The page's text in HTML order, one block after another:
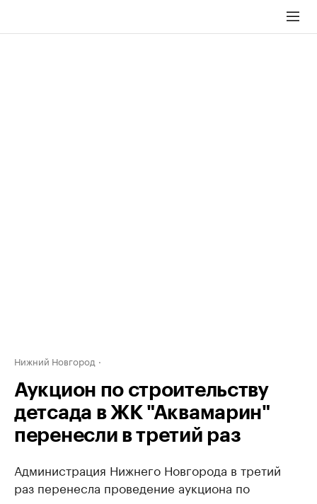
Нижний Новгород
Аукцион по строительству
детсада в ЖК "Аквамарин"
перенесли в третий раз
Администрация Нижнего Новгорода в третий
раз перенесла проведение аукциона по